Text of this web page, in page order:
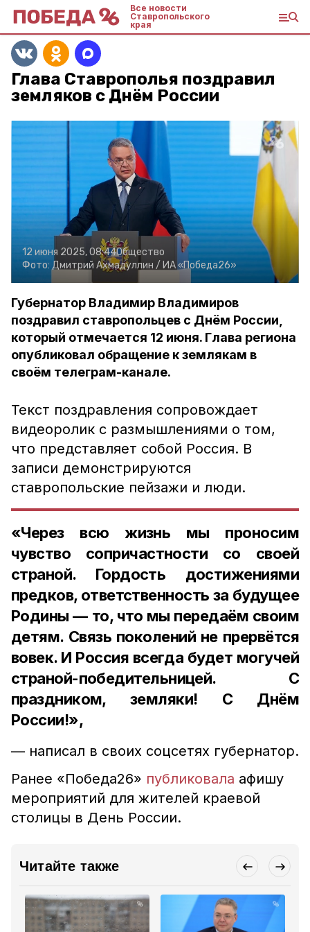
Все новости
Ставропольского
края
Глава Ставрополья поздравил
земляков с Днём России
12 июня 2025, 08:44Общество
Фото: Дмитрий Ахмадуллин / ИА «Победа26»
Губернатор Владимир Владимиров
поздравил ставропольцев с Днём России,
который отмечается 12 июня. Глава региона
опубликовал обращение к землякам в
своём телеграм-канале.
Текст поздравления сопровождает
видеоролик с размышлениями о том,
что представляет собой Россия. В
записи демонстрируются
ставропольские пейзажи и люди.
«Через всю жизнь мы проносим
чувство сопричастности со своей
страной. Гордость достижениями
предков, ответственность за будущее
Родины — то, что мы передаём своим
детям. Связь поколений не прервётся
вовек. И Россия всегда будет могучей
страной-победительницей. С
праздником, земляки! С Днём
России!»,
— написал в своих соцсетях губернатор.
Ранее «Победа26» публиковала афишу
мероприятий для жителей краевой
столицы в День России.
Читайте также